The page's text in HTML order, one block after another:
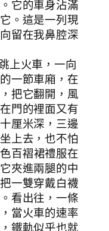
它的車身沾滿
。這是一列現
留在我鼻腔深
上火車，一向
一節車廂，在
把它翻開，風
門的裡面又有
厘米深，三邊
上去，也不怕
百褶裙禮服在
夾進兩腿的中
一雙穿戴白襪
看出往，一條
當火車的速率
鐵軌似乎也就